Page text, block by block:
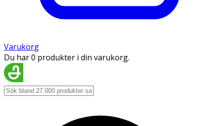
Varukorg
Du har 0 produkter i din varukorg.